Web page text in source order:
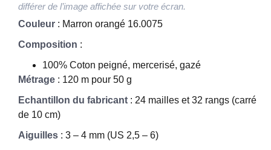
différer de l’image affichée sur votre écran.
Couleur : Marron orangé 16.0075
Composition :
100% Coton peigné, mercerisé, gazé
Métrage : 120 m pour 50 g
Echantillon du fabricant : 24 mailles et 32 rangs (carré
de 10 cm)
Aiguilles : 3 – 4 mm (US 2,5 – 6)